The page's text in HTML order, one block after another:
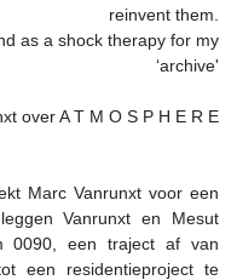
reinvent them.
as a shock therapy for my
‘archive'
over A T M O S P H E R E
Marc Vanrunxt voor een
Vanrunxt en Mesut
0090, een traject af van
een residentieproject te